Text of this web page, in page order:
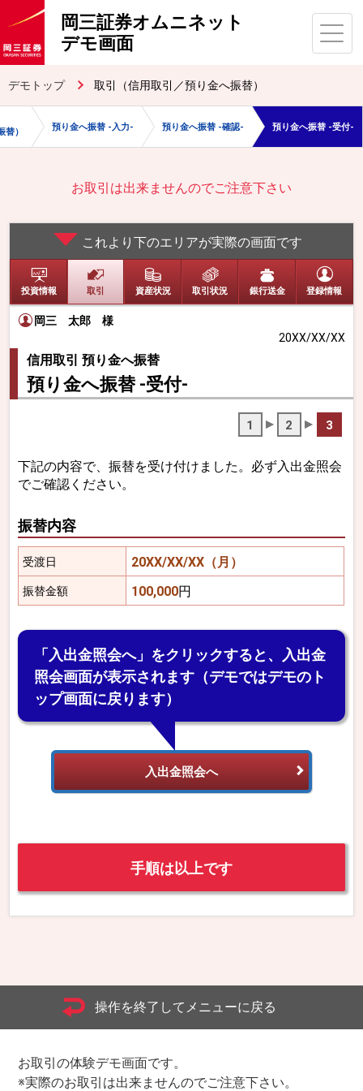
岡三証券オムニネット
デモ画面
デモトップ 取引（信用取引／預り金へ振替）
） 預り金へ振替 -入力- 預り金へ振替 -確認- 預り金へ振替 -受付-
お取引は出来ませんのでご注意下さい
これより下のエリアが実際の画面です
投資情報 取引 資産状況 取引状況 銀行送金 登録情報
岡三 太郎
様
20XX/XX/XX
信用取引 預り金へ振替
預り金へ振替 -受付-
1 2 3
下記の内容で、振替を受け付けました。必ず入出金照会
でご確認ください。
振替内容
受渡日 20XX/XX/XX（月）
振替金額 100,000円
「入出金照会へ」をクリックすると、入出金
照会画面が表示されます（デモではデモのト
ップ画面に戻ります）
入出金照会へ
手順は以上です
お取引の体験デモ画面です。
※実際のお取引は出来ませんのでご注意下さい。
操作を終了してメニューに戻る